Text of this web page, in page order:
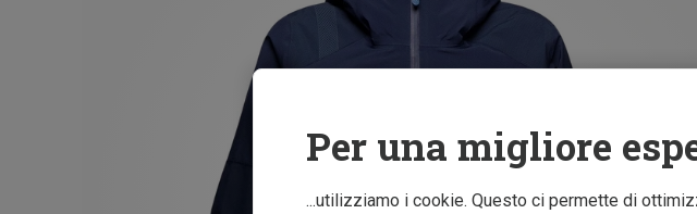
Per una migliore
...utilizziamo i cookie. Questo ci permette di